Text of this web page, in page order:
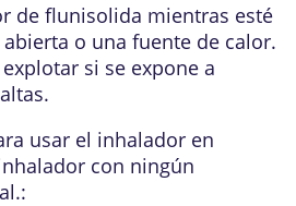
de flunisolida mientras esté
o una fuente de calor.
si se expone a
usar el inhalador en
con ningún